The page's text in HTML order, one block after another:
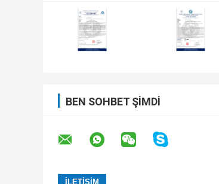
BEN SOHBET ŞIMDI